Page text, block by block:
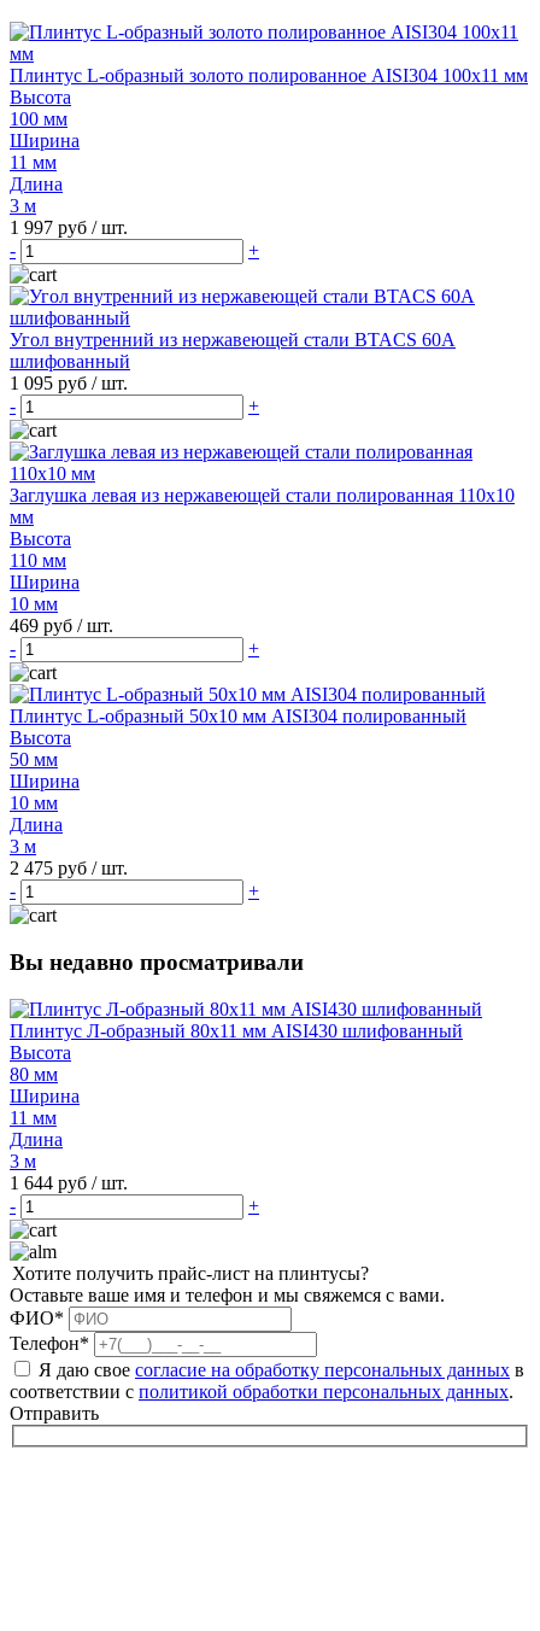
Плинтус L-образный золото полированное AISI304 100х11 мм
Высота
100 мм
Ширина
11 мм
Длина
3 м
1 997 руб / шт.
-
+
Угол внутренний из нержавеющей стали BTACS 60А
шлифованный
1 095 руб / шт.
-
+
Заглушка левая из нержавеющей стали полированная 110х10
мм
Высота
110 мм
Ширина
10 мм
469 руб / шт.
-
+
Плинтус L-образный 50х10 мм AISI304 полированный
Высота
50 мм
Ширина
10 мм
Длина
3 м
2 475 руб / шт.
-
+
Вы недавно просматривали
Плинтус Л-образный 80х11 мм AISI430 шлифованный
Высота
80 мм
Ширина
11 мм
Длина
3 м
1 644 руб / шт.
-
+
Хотите получить прайс-лист на плинтусы?
Оставьте ваше имя и телефон и мы свяжемся с вами.
ФИО*
Телефон*
Я даю свое согласие на обработку персональных данных в
соответствии с политикой обработки персональных данных.
Отправить